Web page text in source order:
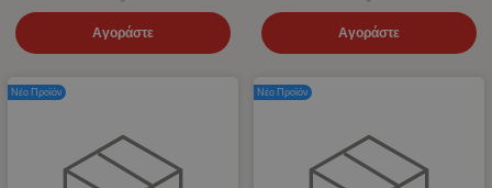
Αγοράστε Αγοράστε
Νέο Προϊόν Νέο Προϊόν